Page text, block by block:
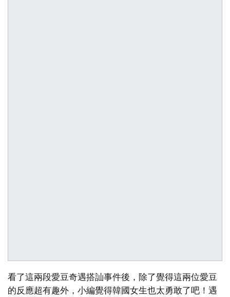
看了這兩段愛豆奇遇搭訕事件後，除了覺得這兩位愛豆
的反應超有趣外，小編覺得韓國女生也太勇敢了吧！遇